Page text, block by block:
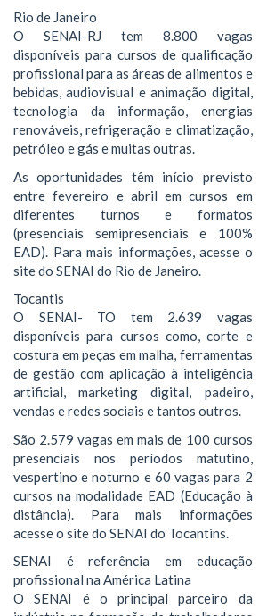
Rio de Janeiro
O SENAI-RJ tem 8.800 vagas
disponíveis para cursos de qualificação
profissional para as áreas de alimentos e
bebidas, audiovisual e animação digital,
tecnologia da informação, energias
renováveis, refrigeração e climatização,
petróleo e gás e muitas outras.
As oportunidades têm início previsto
entre fevereiro e abril em cursos em
diferentes turnos e formatos
(presenciais semipresenciais e 100%
EAD). Para mais informações, acesse o
site do SENAI do Rio de Janeiro.
Tocantis
O SENAI- TO tem 2.639 vagas
disponíveis para cursos como, corte e
costura em peças em malha, ferramentas
de gestão com aplicação à inteligência
artificial, marketing digital, padeiro,
vendas e redes sociais e tantos outros.
São 2.579 vagas em mais de 100 cursos
presenciais nos períodos matutino,
vespertino e noturno e 60 vagas para 2
cursos na modalidade EAD (Educação à
distância). Para mais informações
acesse o site do SENAI do Tocantins.
SENAI é referência em educação
profissional na América Latina
O SENAI é o principal parceiro da